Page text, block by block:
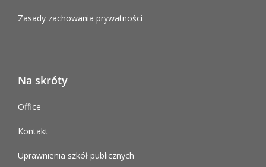
Zasady zachowania prywatności
Na skróty
Office
Kontakt
Uprawnienia szkół publicznych